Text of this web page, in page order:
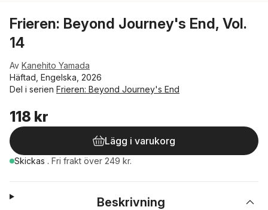
Frieren: Beyond Journey's End, Vol.
14
Av Kanehito Yamada
Häftad, Engelska, 2026
Del i serien Frieren: Beyond Journey's End
118 kr
Lägg i varukorg
Skickas . Fri frakt över 249 kr.
Beskrivning